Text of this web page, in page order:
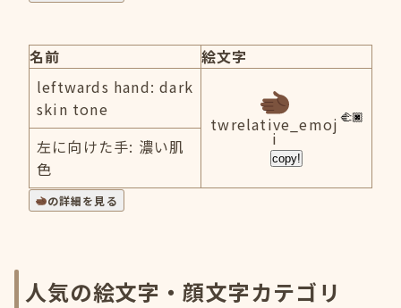
名前
絵文字
leftwards hand: dark
skin tone
twrelative_emoj
i
copy!
左に向けた手: 濃い肌
色
の詳細を見る
人気の絵文字・顔文字カテゴリ